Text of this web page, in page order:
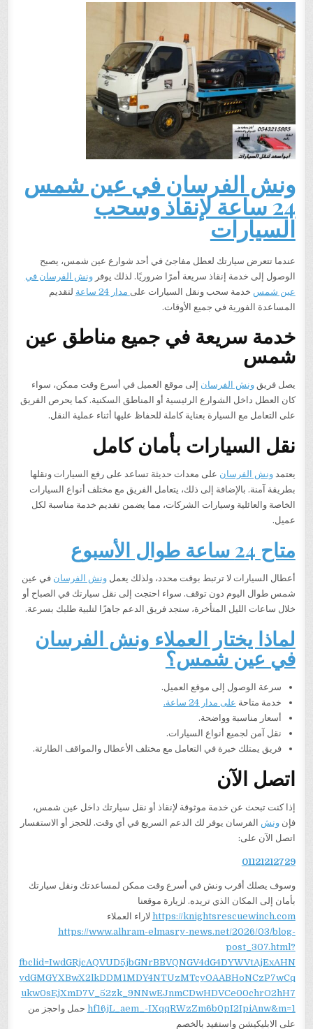
ونش الفرسان في عين شمس
24 ساعة لإنقاذ وسحب
السيارات
عندما تتعرض سيارتك لعطل مفاجئ في أحد شوارع عين شمس، يصبح
الوصول إلى خدمة إنقاذ سريعة أمرًا ضروريًا. لذلك يوفرونش الفرسان في
عين شمس خدمة سحب ونقل السيارات على مدار 24 ساعة
لتقديم
المساعدة الفورية في جميع الأوقات.
خدمة سريعة في جميع مناطق عين
شمس
يصل فريقونش الفرسان إلى موقع العميل في أسرع وقت ممكن، سواء
كان العطل داخل الشوارع الرئيسية أو المناطق السكنية. كما يحرص الفريق
على التعامل مع السيارة بعناية كاملة للحفاظ عليها أثناء عملية النقل.
نقل السيارات بأمان كامل
يعتمدونش الفرسان على معدات حديثة تساعد على رفع السيارات ونقلها
بطريقة آمنة. بالإضافة إلى ذلك، يتعامل الفريق مع مختلف أنواع السيارات
الخاصة والعائلية وسيارات الشركات، مما يضمن تقديم خدمة مناسبة لكل
عميل.
متاح 24 ساعة طوال الأسبوع
أعطال السيارات لا ترتبط بوقت محدد، ولذلك يعملونش الفرسان في عين
شمس طوال اليوم دون توقف. سواء احتجت إلى نقل سيارتك في الصباح أو
خلال ساعات الليل المتأخرة، ستجد فريق الدعم جاهزًا لتلبية طلبك بسرعة.
لماذا يختار العملاء ونش الفرسان
في عين شمس؟
سرعة الوصول إلى موقع العميل.
خدمة متاحة على مدار 24 ساعة.
أسعار مناسبة وواضحة.
نقل آمن لجميع أنواع السيارات.
فريق يمتلك خبرة في التعامل مع مختلف الأعطال والمواقف الطارئة.
اتصل الآن
إذا كنت تبحث عن خدمة موثوقة لإنقاذ أو نقل سيارتك داخل عين شمس،
فإنونش الفرسان يوفر لك الدعم السريع في أي وقت. للحجز أو الاستفسار
اتصل الآن على:
01121212729
وسوف يصلك أقرب ونش في أسرع وقت ممكن لمساعدتك ونقل سيارتك
بأمان إلى المكان الذي تريده. لزيارة موقعنا
https://knightsrescuewinch.com لاراء العملاء
https://www.alhram-elmasry-news.net/2026/03/blog-
post_307.html?
fbclid=IwdGRjcAQVUD5jbGNrBBVQNGV4dG4DYWVtAjExAHN
ydGMGYXBwX2lkDDM1MDY4NTUzMTcyOAABHoNCzP7wCq
ukw0sEjXmD7V_52zk_9NNwEJnmCDwHDVCe00chrO2hH7
hf16jL_aem_-IXqqRWzZm6b0pI2IpiAnw&m=1 حمل واحجز من
على الابليكيشن واستفيد بالخصم